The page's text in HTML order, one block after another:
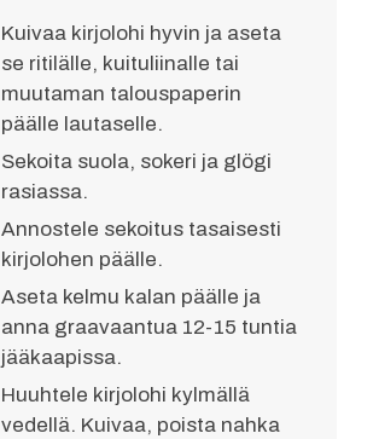
Kuivaa kirjolohi hyvin ja aseta
se ritilälle, kuituliinalle tai
muutaman talouspaperin
päälle lautaselle.
Sekoita suola, sokeri ja glögi
rasiassa.
Annostele sekoitus tasaisesti
kirjolohen päälle.
Aseta kelmu kalan päälle ja
anna graavaantua 12-15 tuntia
jääkaapissa.
Huuhtele kirjolohi kylmällä
vedellä. Kuivaa, poista nahka